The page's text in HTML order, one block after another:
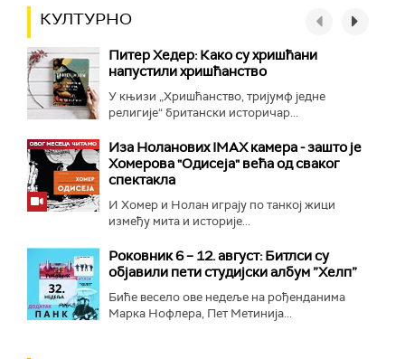
КУЛТУРНО
Питер Хедер: Како су хришћани
напустили хришћанство
У књизи „Хришћанство, тријумф једне
религије“ британски историчар...
Иза Ноланових IMAX камера - зашто је
Хомерова "Одисеја" већа од сваког
спектакла
И Хомер и Нолан играју по танкој жици
између мита и историје...
Роковник 6 – 12. август: Битлси су
објавили пети студијски албум ”Хелп”
Биће весело ове недеље на рођенданима
Марка Нофлера, Пет Метинија...